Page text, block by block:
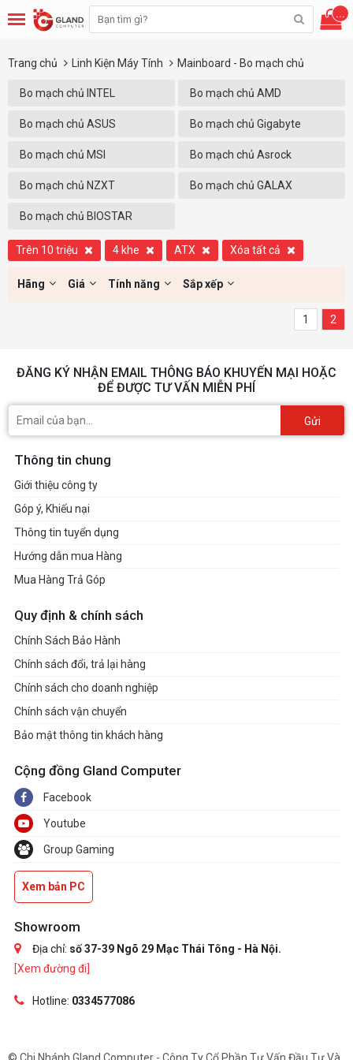
...
Trang chủ Linh Kiện Máy Tính Mainboard - Bo mạch chủ
Bo mạch chủ INTEL Bo mạch chủ AMD
Bo mạch chủ ASUS Bo mạch chủ Gigabyte
Bo mạch chủ MSI Bo mạch chủ Asrock
Bo mạch chủ NZXT Bo mạch chủ GALAX
Bo mạch chủ BIOSTAR
Trên 10 triệu 4 khe ATX Xóa tất cả
Hãng Giá Tính năng Sắp xếp
1 2
ĐĂNG KÝ NHẬN EMAIL THÔNG BÁO KHUYẾN MẠI HOẶC
ĐỂ ĐƯỢC TƯ VẤN MIỄN PHÍ
Gửi
Thông tin chung
Giới thiệu công ty
Góp ý, Khiếu nại
Thông tin tuyển dụng
Hướng dẫn mua Hàng
Mua Hàng Trả Góp
Quy định & chính sách
Chính Sách Bảo Hành
Chính sách đổi, trả lại hàng
Chính sách cho doanh nghiệp
Chính sách vận chuyển
Bảo mật thông tin khách hàng
Cộng đồng Gland Computer
Facebook
Youtube
Group Gaming
Xem bản PC
Showroom
Địa chỉ: số 37-39 Ngõ 29 Mạc Thái Tông - Hà Nội.
[Xem đường đi]
Hotline: 0334577086